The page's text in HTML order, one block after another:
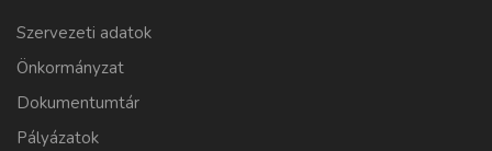
Szervezeti adatok
Önkormányzat
Dokumentumtár
Pályázatok